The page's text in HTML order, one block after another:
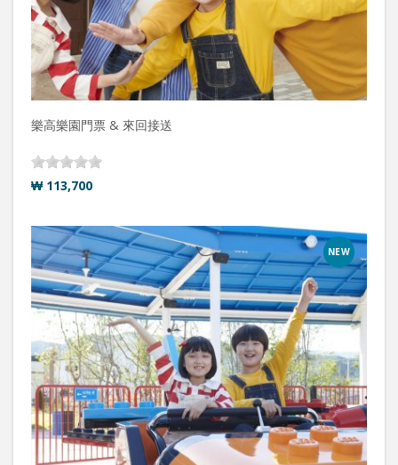
樂高樂園門票 & 來回接送
₩ 113,700
NEW